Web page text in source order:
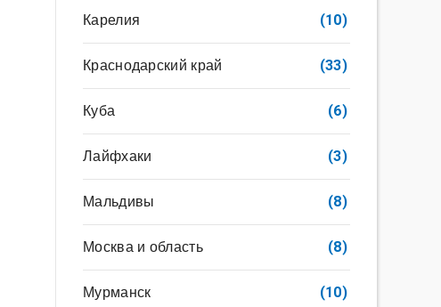
Карелия (10)
Краснодарский край (33)
Куба (6)
Лайфхаки (3)
Мальдивы (8)
Москва и область (8)
Мурманск (10)